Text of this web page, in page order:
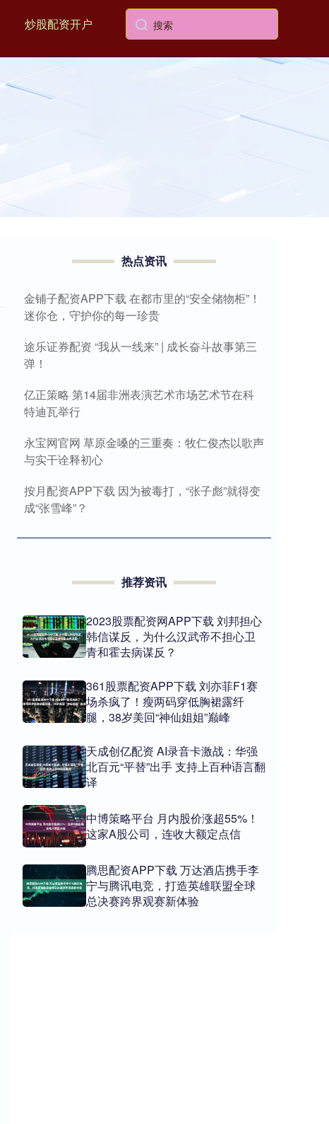
炒股配资开户
热点资讯
金铺子配资APP下载 在都市里的“安全储物柜”！
迷你仓，守护你的每一珍贵
途乐证券配资 “我从一线来” | 成长奋斗故事第三
弹！
亿正策略 第14届非洲表演艺术市场艺术节在科
特迪瓦举行
永宝网官网 草原金嗓的三重奏：牧仁俊杰以歌声
与实干诠释初心
按月配资APP下载 因为被毒打，“张子彪”就得变
成“张雪峰”？
推荐资讯
2023股票配资网APP下载 刘邦担心
韩信谋反，为什么汉武帝不担心卫
青和霍去病谋反？
361股票配资APP下载 刘亦菲F1赛
场杀疯了！瘦两码穿低胸裙露纤
腿，38岁美回“神仙姐姐”巅峰
天成创亿配资 AI录音卡激战：华强
北百元“平替”出手 支持上百种语言翻
译
中博策略平台 月内股价涨超55%！
这家A股公司，连收大额定点信
腾思配资APP下载 万达酒店携手李
宁与腾讯电竞，打造英雄联盟全球
总决赛跨界观赛新体验